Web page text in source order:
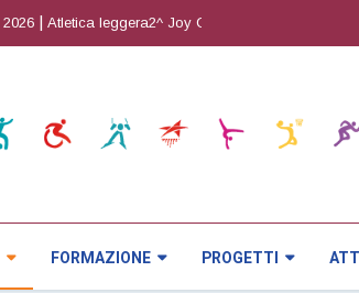
|Atletica leggera2^ Joy Cup | Orienteering5^ prova
FORMAZIONE PROGETTI